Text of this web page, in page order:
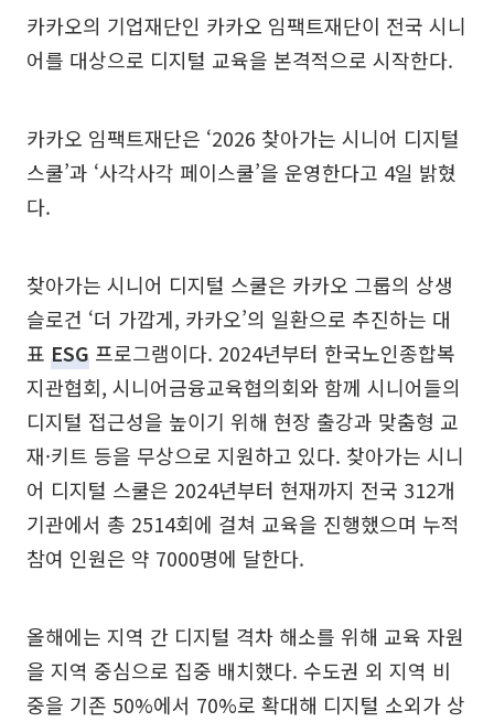
카카오의 기업재단인 카카오 임팩트재단이 전국 시니
어를 대상으로 디지털 교육을 본격적으로 시작한다.
카카오 임팩트재단은 ‘2026 찾아가는 시니어 디지털
스쿨’과 ‘사각사각 페이스쿨’을 운영한다고 4일 밝혔
다.
찾아가는 시니어 디지털 스쿨은 카카오 그룹의 상생
슬로건 ‘더 가깝게, 카카오’의 일환으로 추진하는 대
표 ESG 프로그램이다. 2024년부터 한국노인종합복
지관협회, 시니어금융교육협의회와 함께 시니어들의
디지털 접근성을 높이기 위해 현장 출강과 맞춤형 교
재·키트 등을 무상으로 지원하고 있다. 찾아가는 시니
어 디지털 스쿨은 2024년부터 현재까지 전국 312개
기관에서 총 2514회에 걸쳐 교육을 진행했으며 누적
참여 인원은 약 7000명에 달한다.
올해에는 지역 간 디지털 격차 해소를 위해 교육 자원
을 지역 중심으로 집중 배치했다. 수도권 외 지역 비
중을 기존 50%에서 70%로 확대해 디지털 소외가 상